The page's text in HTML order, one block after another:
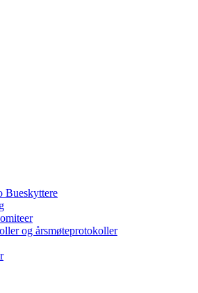
Bueskyttere
og årsmøteprotokoller